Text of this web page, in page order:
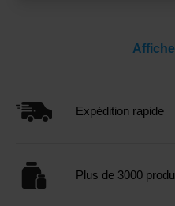
Expédition rapide
Plus de 3000